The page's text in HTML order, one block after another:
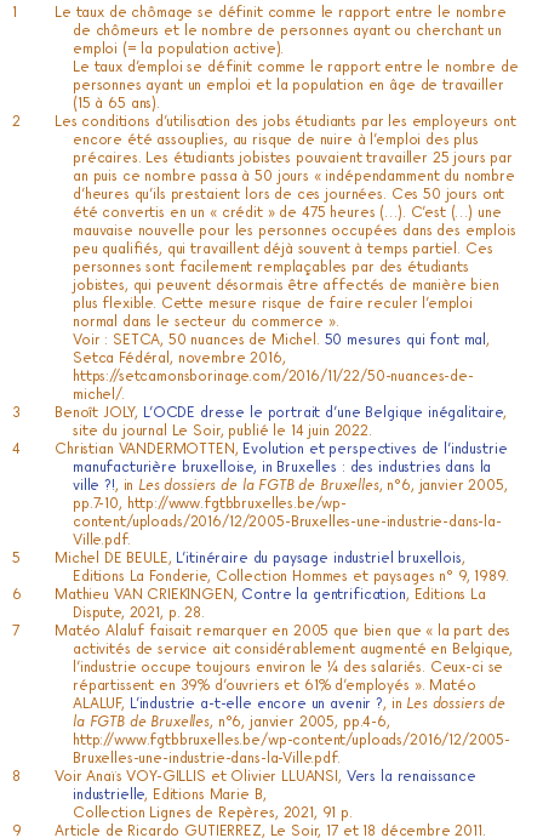
Le taux de chômage se définit comme le rapport entre le nombre
de chômeurs et le nombre de personnes ayant ou cherchant un
emploi (= la population active).
Le taux d’emploi se définit comme le rapport entre le nombre de
personnes ayant un emploi et la population en âge de travailler
(15 à 65 ans).
Les conditions d’utilisation des jobs étudiants par les employeurs ont
encore été assouplies, au risque de nuire à l’emploi des plus
précaires. Les étudiants jobistes pouvaient travailler 25 jours par
an puis ce nombre passa à 50 jours « indépendamment du nombre
d’heures qu’ils prestaient lors de ces journées. Ces 50 jours ont
été convertis en un « crédit » de 475 heures (…). C’est (…) une
mauvaise nouvelle pour les personnes occupées dans des emplois
peu qualifiés, qui travaillent déjà souvent à temps partiel. Ces
personnes sont facilement remplaçables par des étudiants
jobistes, qui peuvent désormais être affectés de manière bien
plus flexible. Cette mesure risque de faire reculer l’emploi
normal dans le secteur du commerce ».
Voir : SETCA, 50 nuances de Michel. 50 mesures qui font mal,
Setca Fédéral, novembre 2016,
https://setcamonsborinage.com/2016/11/22/50-nuances-de-
michel/.
Benoît JOLY, L’OCDE dresse le portrait d’une Belgique inégalitaire,
site du journal Le Soir, publié le 14 juin 2022.
Christian VANDERMOTTEN, Evolution et perspectives de l’industrie
manufacturière bruxelloise, in Bruxelles : des industries dans la
ville ?!, in Les dossiers de la FGTB de Bruxelles, n°6, janvier 2005,
pp.7-10, http://www.fgtbbruxelles.be/wp-
content/uploads/2016/12/2005-Bruxelles-une-industrie-dans-la-
Ville.pdf.
Michel DE BEULE, L’itinéraire du paysage industriel bruxellois,
Editions La Fonderie, Collection Hommes et paysages n° 9, 1989.
Mathieu VAN CRIEKINGEN, Contre la gentrification, Editions La
Dispute, 2021, p. 28.
Matéo Alaluf faisait remarquer en 2005 que bien que « la part des
activités de service ait considérablement augmenté en Belgique,
l’industrie occupe toujours environ le ¼ des salariés. Ceux-ci se
répartissent en 39% d’ouvriers et 61% d’employés ». Matéo
ALALUF, L’industrie a-t-elle encore un avenir ?, in Les dossiers de
la FGTB de Bruxelles, n°6, janvier 2005, pp.4-6,
http://www.fgtbbruxelles.be/wp-content/uploads/2016/12/2005-
Bruxelles-une-industrie-dans-la-Ville.pdf.
Voir Anaïs VOY-GILLIS et Olivier LLUANSI, Vers la renaissance
industrielle, Editions Marie B,
Collection Lignes de Repères, 2021, 91 p.
Article de Ricardo GUTIERREZ, Le Soir, 17 et 18 décembre 2011.